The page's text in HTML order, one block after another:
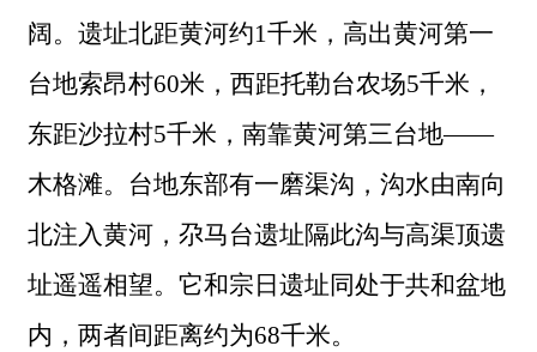
阔。遗址北距黄河约1千米，高出黄河第一
台地索昂村60米，西距托勒台农场5千米，
东距沙拉村5千米，南靠黄河第三台地——
木格滩。台地东部有一磨渠沟，沟水由南向
北注入黄河，尕马台遗址隔此沟与高渠顶遗
址遥遥相望。它和宗日遗址同处于共和盆地
内，两者间距离约为68千米。